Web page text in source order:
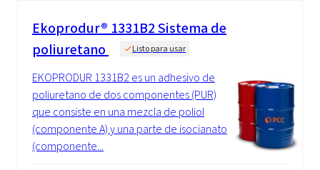
Ekoprodur® 1331B2 Sistema de
poliuretano
Listo para usar
EKOPRODUR 1331B2 es un adhesivo de
poliuretano de dos componentes (PUR)
que consiste en una mezcla de poliol
(componente A) y una parte de isocianato
(componente...